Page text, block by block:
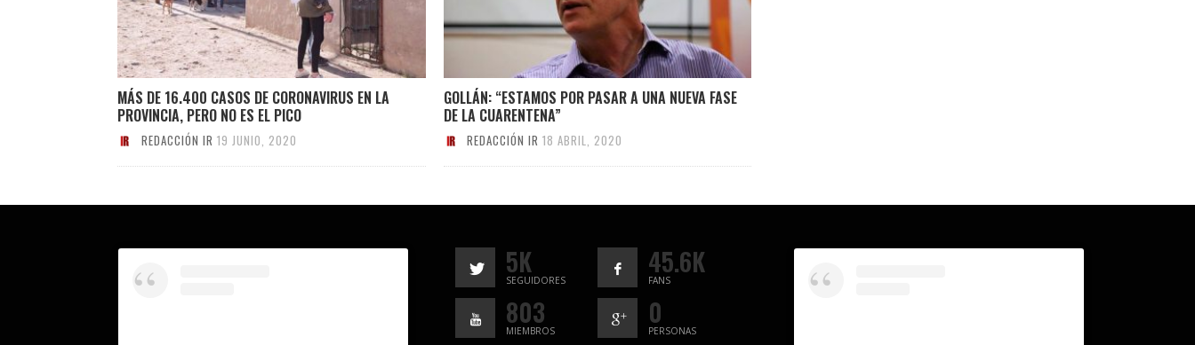
MÁS DE 16.400 CASOS DE CORONAVIRUS EN LA
PROVINCIA, PERO NO ES EL PICO
REDACCIÓN IR 19 JUNIO, 2020
GOLLÁN: “ESTAMOS POR PASAR A UNA NUEVA FASE
DE LA CUARENTENA”
REDACCIÓN IR 18 ABRIL, 2020
5K
SEGUIDORES
45.6K
FANS
803
MIEMBROS
0
PERSONAS